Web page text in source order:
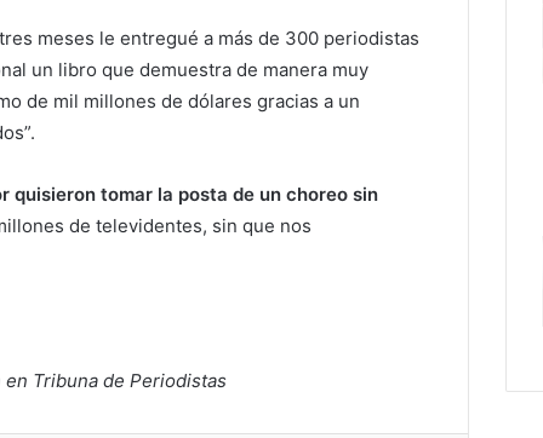
meses le entregué a más de 300 periodistas
un libro que demuestra de manera muy
de mil millones de dólares gracias a un
quisieron tomar la posta de un choreo sin
de televidentes, sin que nos
Tribuna de Periodistas